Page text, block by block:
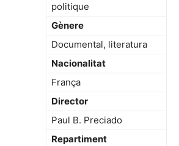
politique
Gènere
Documental, literatura
Nacionalitat
França
Director
Paul B. Preciado
Repartiment